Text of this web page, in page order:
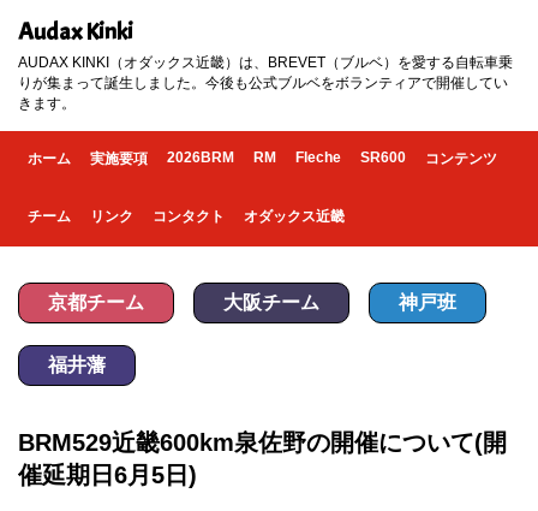
Audax Kinki
AUDAX KINKI（オダックス近畿）は、BREVET（ブルベ）を愛する自転車乗
りが集まって誕生しました。今後も公式ブルベをボランティアで開催してい
きます。
ホーム 実施要項 2026BRM RM Fleche SR600 コンテンツ
チーム リンク コンタクト オダックス近畿
京都チーム 大阪チーム 神戸班
福井藩
BRM529近畿600km泉佐野の開催について(開
催延期日6月5日)